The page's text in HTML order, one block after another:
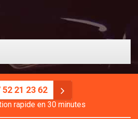
52 21 23 62
rapide en 30 minutes